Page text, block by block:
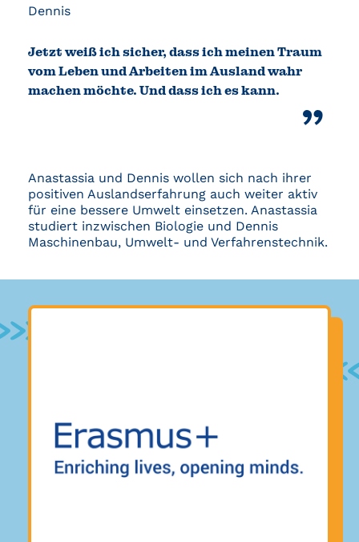
Dennis
Jetzt weiß ich sicher, dass ich meinen Traum
vom Leben und Arbeiten im Ausland wahr
machen möchte. Und dass ich es kann.
Anastassia und Dennis wollen sich nach ihrer
positiven Auslandserfahrung auch weiter aktiv
für eine bessere Umwelt einsetzen. Anastassia
studiert inzwischen Biologie und Dennis
Maschinenbau, Umwelt- und Verfahrenstechnik.